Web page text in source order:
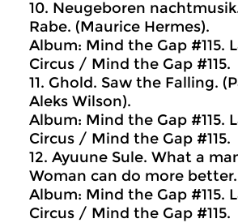
10. Neugeboren
Rabe. (Maurice Hermes).
Album: Mind the Gap #115.
Circus / Mind the Gap #115.
11. Ghold. Saw the Falling.
Aleks Wilson).
Album: Mind the Gap #115.
Circus / Mind the Gap #115.
12. Ayuune Sule. What a
Woman can do more better.
Album: Mind the Gap #115.
Circus / Mind the Gap #115.